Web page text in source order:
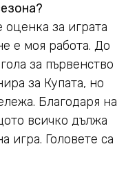
за играта
е моя работа. До
за първенство
за Купата, но
Благодаря на
всичко дължа
игра. Головете са